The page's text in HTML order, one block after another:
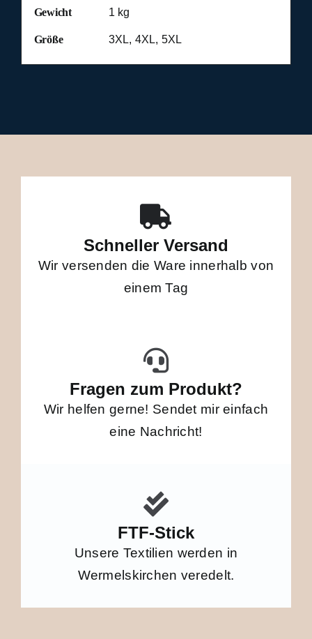
Gewicht 1 kg
Größe 3XL, 4XL, 5XL
Schneller Versand
Wir versenden die Ware innerhalb von
einem Tag
Fragen zum Produkt?
Wir helfen gerne! Sendet mir einfach
eine Nachricht!
FTF-Stick
Unsere Textilien werden in
Wermelskirchen veredelt.